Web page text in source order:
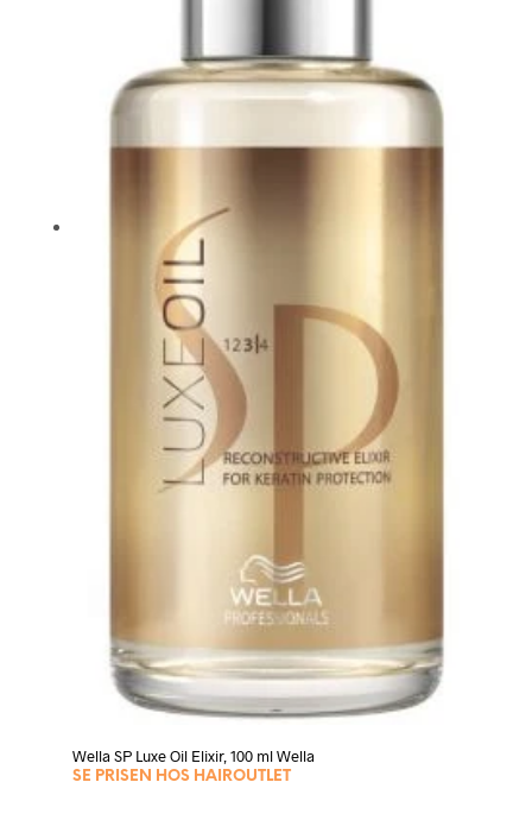
Wella SP Luxe Oil Elixir, 100 ml Wella
SE PRISEN HOS HAIROUTLET